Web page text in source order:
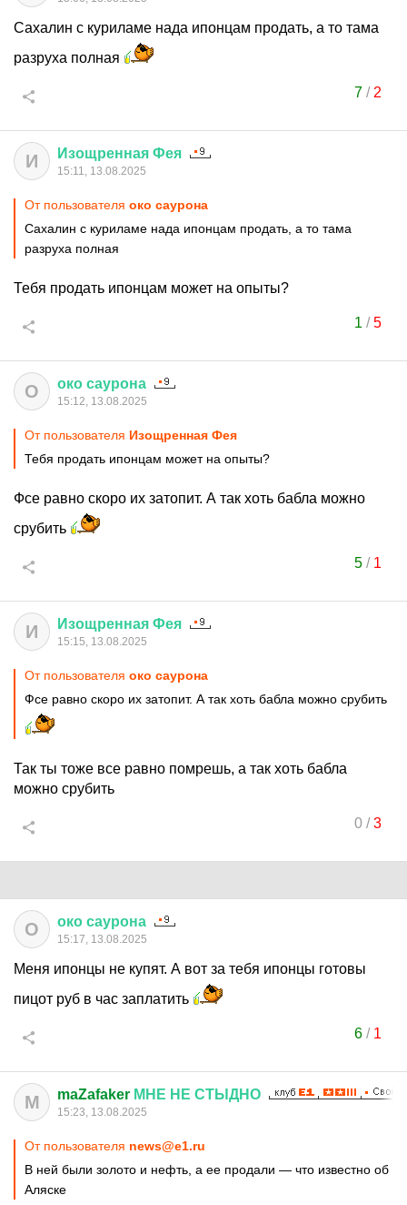
Сахалин с куриламе нада ипонцам продать, а то тама
разруха полная
7/ 2
И Изощренная Фея
15:11, 13.08.2025
От пользователя око саурона
Сахалин с куриламе нада ипонцам продать, а то тама
разруха полная
Тебя продать ипонцам может на опыты?
1 /5
О око саурона
15:12, 13.08.2025
От пользователя Изощренная Фея
Тебя продать ипонцам может на опыты?
Фсе равно скоро их затопит. А так хоть бабла можно
срубить
5/ 1
И Изощренная Фея
15:15, 13.08.2025
От пользователя око саурона
Фсе равно скоро их затопит. А так хоть бабла можно срубить
Так ты тоже все равно помрешь, а так хоть бабла
можно срубить
0/3
О око саурона
15:17, 13.08.2025
Меня ипонцы не купят. А вот за тебя ипонцы готовы
пицот руб в час заплатить
6/ 1
M maZafaker МНЕ НЕ СТЫДНО
15:23, 13.08.2025
От пользователя news@e1.ru
В ней были золото и нефть, а ее продали — что известно об
Аляске